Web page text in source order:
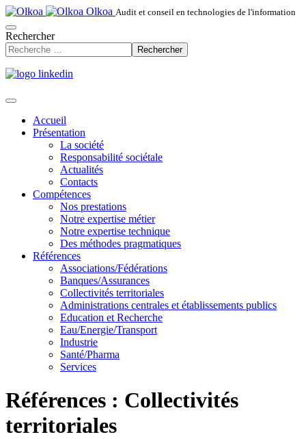
Olkoa Audit et conseil en technologies de l'information
Rechercher
Rechercher
Accueil
Présentation
La société
Responsabilité sociétale
Actualités
Contacts
Compétences
Nos prestations
Notre expertise métier
Notre expertise technique
Des méthodes pragmatiques
Références
Associations/Fédérations
Banques/Assurances
Collectivités territoriales
Administrations centrales et établissements publics
Education et Recherche
Eau/Energie/Transport
Industrie
Santé/Pharma
Services
Références : Collectivités
territoriales